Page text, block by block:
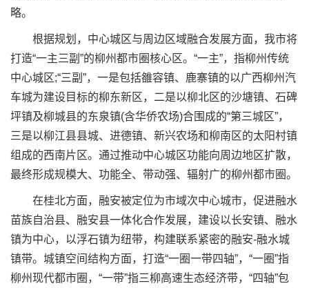
略。
根据规划，中心城区与周边区域融合发展方面，我市将
打造“一主三副”的柳州都市圈核心区。“一主”，指柳州传统
中心城区;“三副”，一是包括雒容镇、鹿寨镇的以广西柳州汽
车城为建设目标的柳东新区，二是以柳北区的沙塘镇、石碑
坪镇及柳城县的东泉镇(含华侨农场)合围成的“第三城区”，
三是以柳江县县城、进德镇、新兴农场和柳南区的太阳村镇
组成的西南片区。通过推动中心城区功能向周边地区扩散，
最终形成规模大、功能全、带动强、辐射广的柳州都市圈。
在桂北方面，融安被定位为市域次中心城市，促进融水
苗族自治县、融安县一体化合作发展，建设以长安镇、融水
镇为中心，以浮石镇为纽带，构建联系紧密的融安-融水城
镇带。城镇空间结构方面，打造“一圈一带四轴”，“一圈”指
柳州现代都市圈，“一带”指三柳高速生态经济带，“四轴”包